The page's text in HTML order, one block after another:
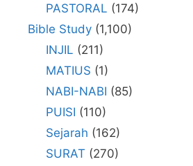
PASTORAL (174)
Bible Study (1,100)
INJIL (211)
MATIUS (1)
NABI-NABI (85)
PUISI (110)
Sejarah (162)
SURAT (270)